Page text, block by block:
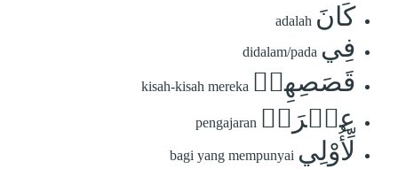
كَانَ adalah
فِي didalam/pada
قَصَصِهِمۡ kisah-kisah mereka
عِبۡرَةٞ pengajaran
لِّأُوْلِي bagi yang mempunyai